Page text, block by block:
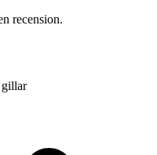
recension.
gillar